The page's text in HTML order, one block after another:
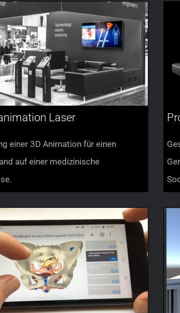
Laser
einer 3D Animation für einen
auf einer medizinische